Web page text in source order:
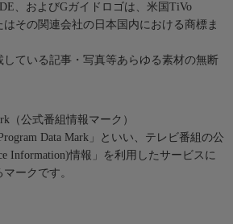
、およびGガイドロゴは、米国TiVo
はその関連会社の日本国内における商標ま
している記事・写真等あらゆる素材の無断
（公式番組情報マーク）
Data Mark」といい、テレビ番組の公
Information)情報」を利用したサービスに
ークです。